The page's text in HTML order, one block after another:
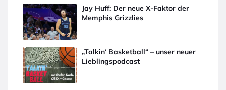
Jay Huff: Der neue X-Faktor der
Memphis Grizzlies
„Talkin‘ Basketball“ – unser neuer
Lieblingspodcast